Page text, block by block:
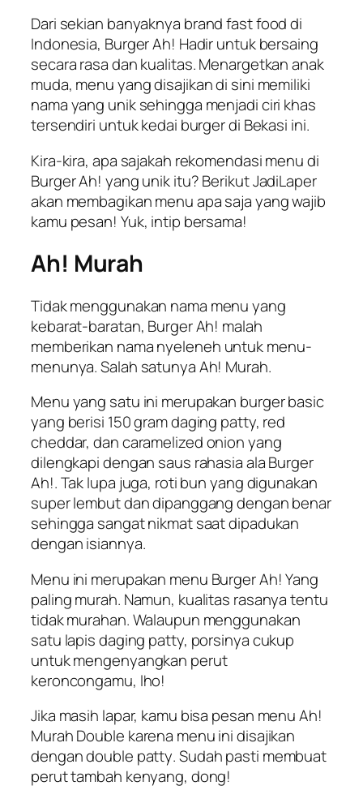
Dari sekian banyaknya brand fast fooddi
Indonesia, Burger Ah! Hadir untuk bersaing
secara rasa dan kualitas. Menargetkan anak
muda, menu yang disajikan di sini memiliki
nama yang unik sehingga menjadi ciri khas
tersendiri untuk kedai burger di Bekasi ini.
Kira-kira, apa sajakah rekomendasi menu di
Burger Ah! yang unik itu? BerikutJadiLaper
akan membagikan menu apa saja yang wajib
kamu pesan! Yuk, intip bersama!
Ah! Murah
Tidak menggunakan nama menu yang
kebarat-baratan, Burger Ah! malah
memberikan namanyeleneh untuk menu-
menunya. Salah satunya Ah! Murah.
Menu yang satu ini merupakan burgerbasic
yang berisi 150 gram daging patty, red
cheddar, dancaramelized onionyang
dilengkapi dengan saus rahasia ala Burger
Ah!. Tak lupa juga, roti bun yang digunakan
super lembut dan dipanggang dengan benar
sehingga sangat nikmat saat dipadukan
dengan isiannya.
Menu ini merupakan menu Burger Ah! Yang
paling murah. Namun, kualitas rasanya tentu
tidak murahan. Walaupun menggunakan
satu lapis daging patty, porsinya cukup
untuk mengenyangkan perut
keroncongamu, lho!
Jika masih lapar, kamu bisa pesan menu Ah!
Murah Double karena menu ini disajikan
dengandouble patty. Sudah pasti membuat
perut tambah kenyang, dong!